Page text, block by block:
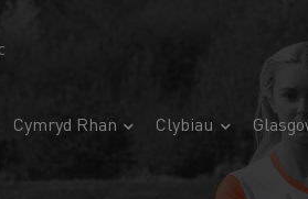
Cymryd Rhan Clybiau